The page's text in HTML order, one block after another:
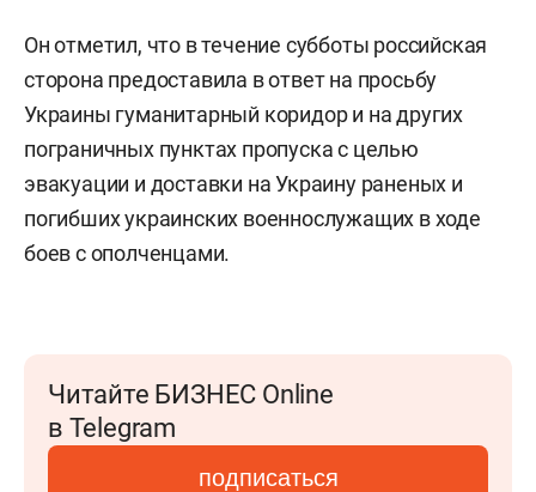
Он отметил, что в течение субботы российская
сторона предоставила в ответ на просьбу
Украины гуманитарный коридор и на других
пограничных пунктах пропуска с целью
эвакуации и доставки на Украину раненых и
погибших украинских военнослужащих в ходе
боев с ополченцами.
Читайте БИЗНЕС Online
в Telegram
подписаться